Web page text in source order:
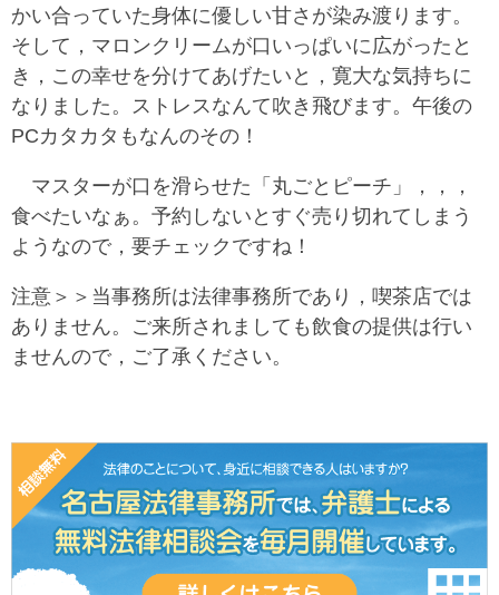
かい合っていた身体に優しい甘さが染み渡ります。
そして，マロンクリームが口いっぱいに広がったと
き，この幸せを分けてあげたいと，寛大な気持ちに
なりました。ストレスなんて吹き飛びます。午後の
PCカタカタもなんのその！
マスターが口を滑らせた「丸ごとピーチ」，，，
食べたいなぁ。予約しないとすぐ売り切れてしまう
ようなので，要チェックですね！
注意＞＞当事務所は法律事務所であり，喫茶店では
ありません。ご来所されましても飲食の提供は行い
ませんので，ご了承ください。